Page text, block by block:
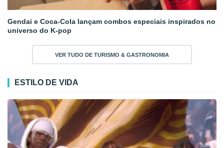
Gendai e Coca-Cola lançam combos especiais inspirados no
universo do K-pop
VER TUDO DE TURISMO & GASTRONOMIA
ESTILO DE VIDA